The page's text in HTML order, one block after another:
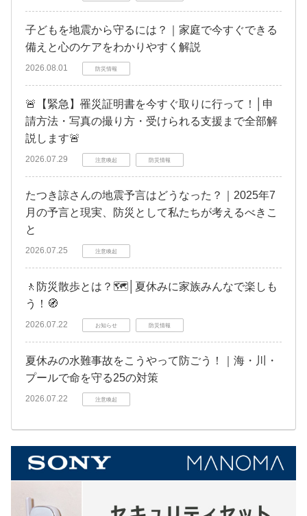
子どもを地震から守るには？｜家庭で今すぐできる
備えと心のケアをわかりやすく解説
2026.08.01 防災情報
🚨【緊急】罹災証明書を今すぐ取りに行って！│申
請方法・写真の撮り方・受けられる支援まで全部解
説します🚨
2026.07.29 注意喚起 防災情報
たつき諒さんの地震予言はどうなった？｜2025年7
月の予言と現実、防災として私たちが考えるべきこ
と
2026.07.25 注意喚起
🚶防災散歩とは？🗺️│夏休みに家族みんなで楽しも
う！🧭
2026.07.22 お知らせ 防災情報
夏休みの水難事故をこうやって防ごう！｜海・川・
プールで命を守る25の対策
2026.07.22 注意喚起